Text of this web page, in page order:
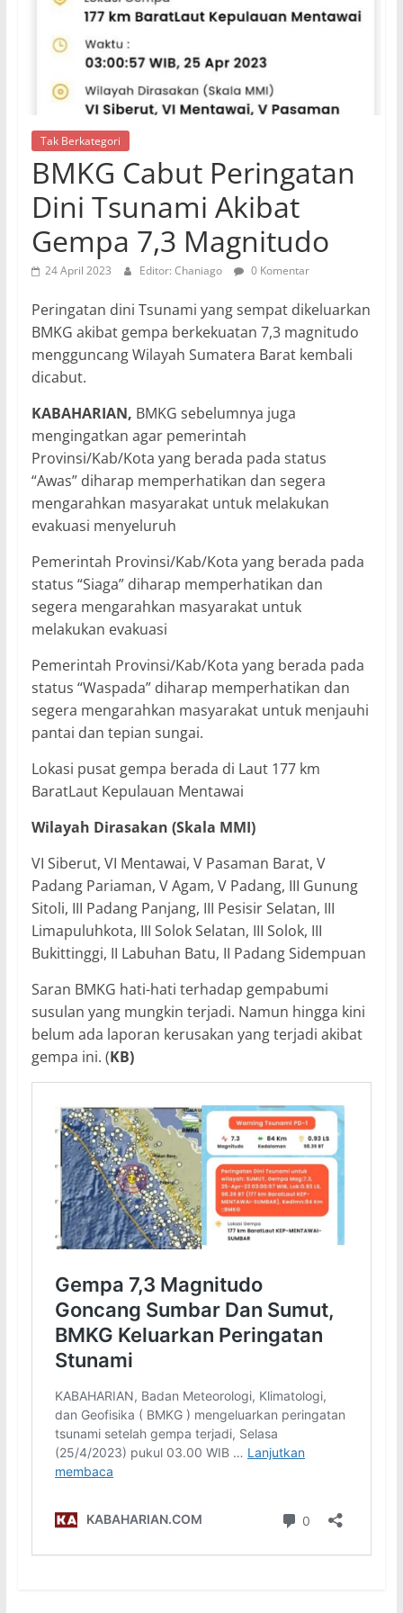
Tak Berkategori
BMKG Cabut Peringatan
Dini Tsunami Akibat
Gempa 7,3 Magnitudo
24 April 2023 Editor: Chaniago 0 Komentar
Peringatan dini Tsunami yang sempat dikeluarkan
BMKG akibat gempa berkekuatan 7,3 magnitudo
mengguncang Wilayah Sumatera Barat kembali
dicabut.
KABAHARIAN, BMKG sebelumnya juga
mengingatkan agar pemerintah
Provinsi/Kab/Kota yang berada pada status
“Awas” diharap memperhatikan dan segera
mengarahkan masyarakat untuk melakukan
evakuasi menyeluruh
Pemerintah Provinsi/Kab/Kota yang berada pada
status “Siaga” diharap memperhatikan dan
segera mengarahkan masyarakat untuk
melakukan evakuasi
Pemerintah Provinsi/Kab/Kota yang berada pada
status “Waspada” diharap memperhatikan dan
segera mengarahkan masyarakat untuk menjauhi
pantai dan tepian sungai.
Lokasi pusat gempa berada di Laut 177 km
BaratLaut Kepulauan Mentawai
Wilayah Dirasakan (Skala MMI)
VI Siberut, VI Mentawai, V Pasaman Barat, V
Padang Pariaman, V Agam, V Padang, III Gunung
Sitoli, III Padang Panjang, III Pesisir Selatan, III
Limapuluhkota, III Solok Selatan, III Solok, III
Bukittinggi, II Labuhan Batu, II Padang Sidempuan
Saran BMKG hati-hati terhadap gempabumi
susulan yang mungkin terjadi. Namun hingga kini
belum ada laporan kerusakan yang terjadi akibat
gempa ini. (KB)